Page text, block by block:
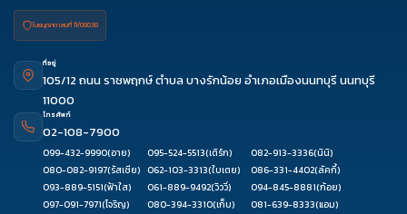
ใบอนุญาต เลขที่ 11/08038
ที่อยู่
105/12 ถนน ราชพฤกษ์ ตำบล บางรักน้อย อำเภอเมืองนนทบุรี นนทบุรี
11000
โทรศัพท์
02-108-7900
099-432-9990(อาย) 095-524-5513(เติร์ก) 082-913-3336(นินิ)
080-082-9197(รัสเซีย) 062-103-3313(ใบเตย) 086-331-4402(ลัคกี้)
093-889-5151(ฟ้าใส) 061-889-9492(วิววี่) 094-845-8881(ก้อย)
097-091-7971(โจริญ) 080-394-3310(เก็บ) 081-639-8333(แอม)